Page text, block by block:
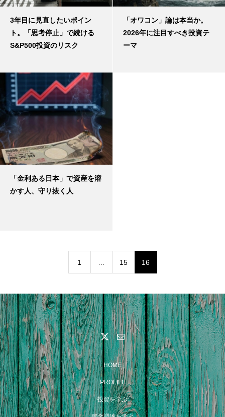
3年目に見直したいポイン
ト。「思考停止」で続ける
S&P500投資のリスク
「オワコン」論は本当か。
2026年に注目すべき投資テ
ーマ
「金利ある日本」で資産を溶
かす人、守り抜く人
1 15 16
HOME
PROFILE
投資を学ぶ